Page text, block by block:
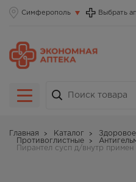
Симферополь Выбрать
Главная Каталог
Противоглистные
Пирантел сусп д/внутр